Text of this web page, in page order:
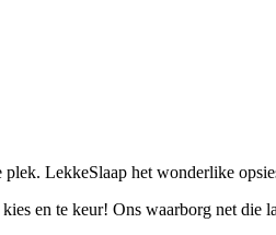
LekkeSlaap het wonderlike
en te keur! Ons waarborg net die